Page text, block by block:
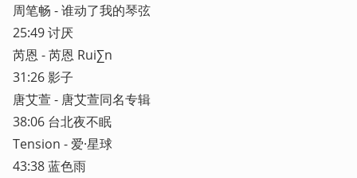
周笔畅 - 谁动了我的琴弦
25:49 讨厌
芮恩 - 芮恩 Rui∑n
31:26 影子
唐艾萱 - 唐艾萱同名专辑
38:06 台北夜不眠
Tension - 爱·星球
43:38 蓝色雨